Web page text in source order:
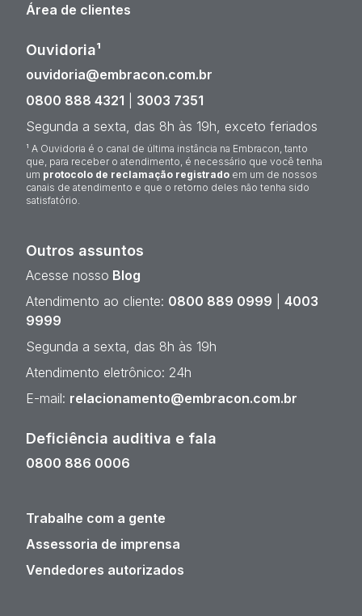
Área de clientes
Ouvidoria¹
ouvidoria@embracon.com.br
0800 888 4321
3003 7351
Segunda a sexta, das 8h às 19h, exceto feriados
¹ A Ouvidoria é o canal de última instância na Embracon, tanto
que, para receber o atendimento, é necessário que você tenha
um protocolo de reclamação registrado em um de nossos
canais de atendimento e que o retorno deles não tenha sido
satisfatório.
Outros assuntos
Acesse nosso Blog
Atendimento ao cliente: 0800 889 0999
4003
9999
Segunda a sexta, das 8h às 19h
Atendimento eletrônico: 24h
E-mail: relacionamento@embracon.com.br
Deficiência auditiva e fala
0800 886 0006
Trabalhe com a gente
Assessoria de imprensa
Vendedores autorizados